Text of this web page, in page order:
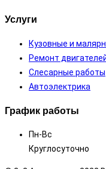
Услуги
Кузовные и
Ремонт
Слесарные работы
Автоэлектрика
График работы
Пн-Вс
Круглосуточно